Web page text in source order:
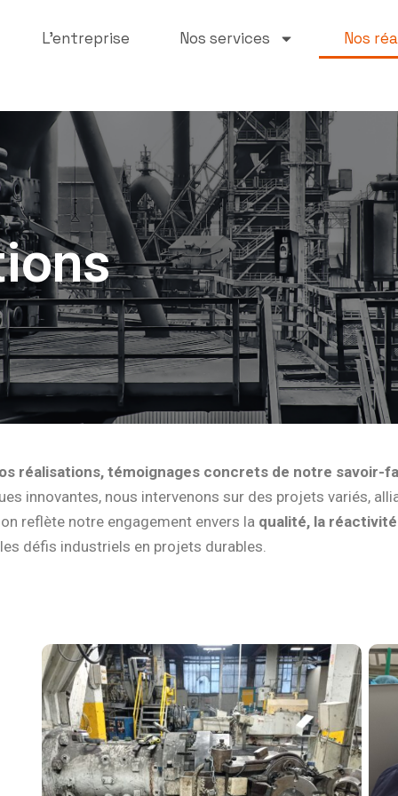
L’entreprise Nos services Nos
réalisations, témoignages concrets de notre savoir-
innovantes, nous intervenons sur des projets variés,
reflète notre engagement envers la qualité, la
défis industriels en projets durables.